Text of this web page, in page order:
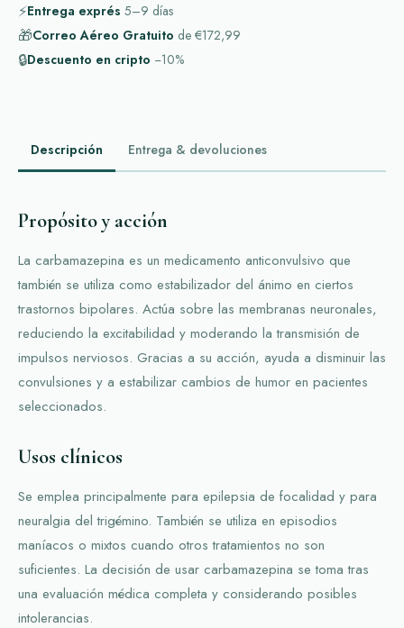
⚡Entrega exprés 5–9 días
🎁Correo Aéreo Gratuito de €172,99
🔒Descuento en cripto −10%
Descripción Entrega & devoluciones
Propósito y acción
La carbamazepina es un medicamento anticonvulsivo que
también se utiliza como estabilizador del ánimo en ciertos
trastornos bipolares. Actúa sobre las membranas neuronales,
reduciendo la excitabilidad y moderando la transmisión de
impulsos nerviosos. Gracias a su acción, ayuda a disminuir las
convulsiones y a estabilizar cambios de humor en pacientes
seleccionados.
Usos clínicos
Se emplea principalmente para epilepsia de focalidad y para
neuralgia del trigémino. También se utiliza en episodios
maníacos o mixtos cuando otros tratamientos no son
suficientes. La decisión de usar carbamazepina se toma tras
una evaluación médica completa y considerando posibles
intolerancias.